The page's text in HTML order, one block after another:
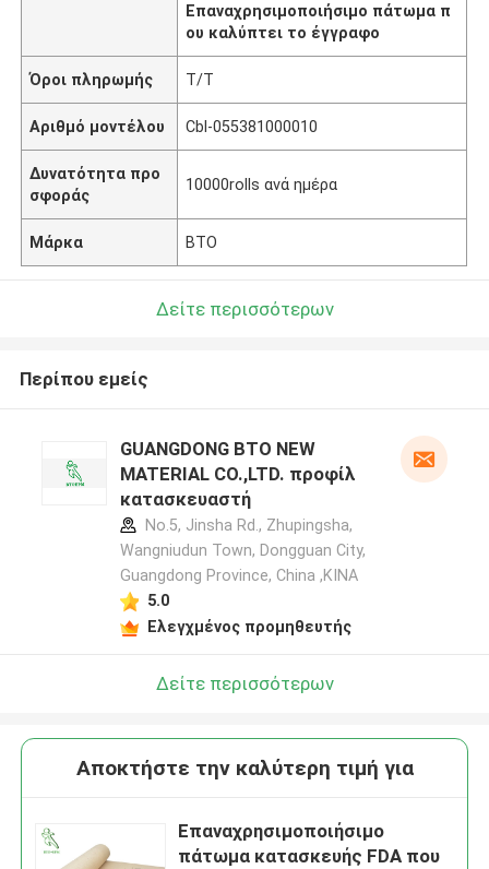
Επαναχρησιμοποιήσιμο πάτωμα π
ου καλύπτει το έγγραφο
Όροι πληρωμής T/T
Αριθμό μοντέλου Cbl-055381000010
Δυνατότητα προ
σφοράς
10000rolls ανά ημέρα
Μάρκα BTO
Δείτε περισσότερων
Περίπου εμείς
GUANGDONG BTO NEW
MATERIAL CO.,LTD. προφίλ
κατασκευαστή
No.5, Jinsha Rd., Zhupingsha,
Wangniudun Town, Dongguan City,
Guangdong Province, China ,ΚΙΝΑ
5.0
Ελεγχμένος προμηθευτής
Δείτε περισσότερων
Αποκτήστε την καλύτερη τιμή για
Επαναχρησιμοποιήσιμο
πάτωμα κατασκευής FDA που